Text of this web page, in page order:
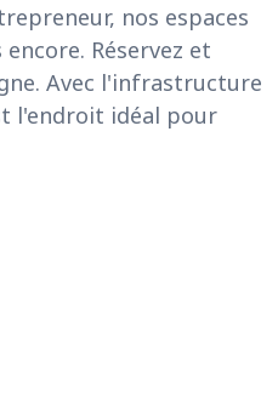
nos espaces
Réservez et
Avec l'infrastructure
l'endroit idéal pour